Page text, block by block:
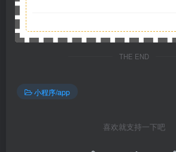
THE END
小程序/app
喜欢就支持一下吧